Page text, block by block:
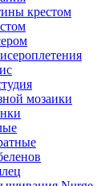
крестом
мозаики